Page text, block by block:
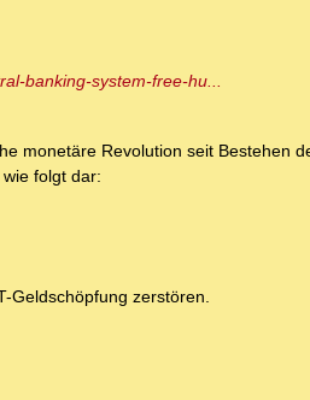
banking-system-free-hu...
monetäre Revolution seit Bestehen
folgt dar:
Geldschöpfung zerstören.